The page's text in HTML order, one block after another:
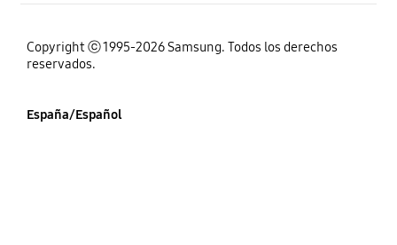
Copyright ⓒ 1995-2026 Samsung. Todos los derechos
reservados.
España/Español